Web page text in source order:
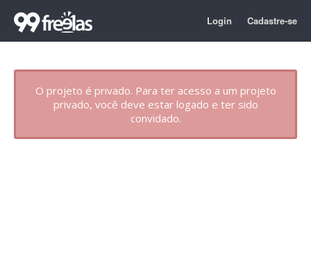
Login Cadastre-se
O projeto é privado. Para ter acesso a um projeto
privado, você deve estar logado e ter sido
convidado.